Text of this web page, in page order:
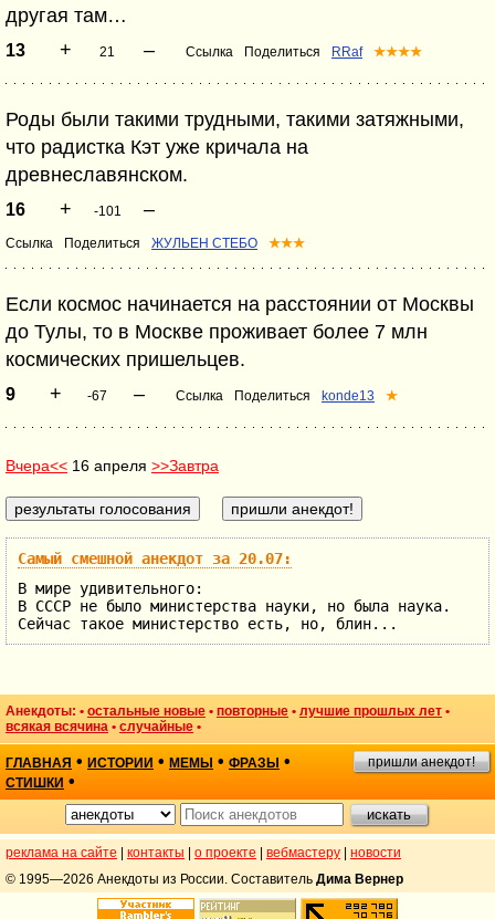
другая там…
13 + 21 – Ссылка Поделиться RRaf ★★★★
Роды были такими трудными, такими затяжными,
что радистка Кэт уже кричала на
древнеславянском.
16 + -101 –
Ссылка Поделиться ЖУЛЬЕН СТЕБО ★★★
Если космос начинается на расстоянии от Москвы
до Тулы, то в Москве проживает более 7 млн
космических пришельцев.
9 + -67 – Ссылка Поделиться konde13 ★
Вчера<< 16 апреля >>Завтра
Самый смешной анекдот за 20.07:
В мире удивительного:
В СССР не было министерства науки, но была наука.
Сейчас такое министерство есть, но, блин...
Анекдоты: • остальные новые • повторные • лучшие прошлых лет •
всякая всячина • случайные •
ГЛАВНАЯ • ИСТОРИИ • МЕМЫ • ФРАЗЫ •
СТИШКИ •
пришли анекдот!
реклама на сайте контакты о проекте вебмастеру
новости
© 1995—2026 Анекдоты из России. Составитель Дима Вернер